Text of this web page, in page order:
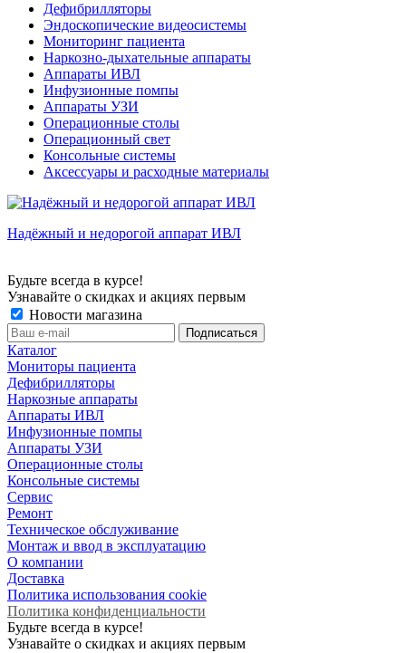
Дефибрилляторы
Эндоскопические видеосистемы
Мониторинг пациента
Наркозно-дыхательные аппараты
Аппараты ИВЛ
Инфузионные помпы
Аппараты УЗИ
Операционные столы
Операционный свет
Консольные системы
Аксессуары и расходные материалы
Надёжный и недорогой аппарат ИВЛ
Будьте всегда в курсе!
Узнавайте о скидках и акциях первым
Новости магазина
Каталог
Мониторы пациента
Дефибрилляторы
Наркозные аппараты
Аппараты ИВЛ
Инфузионные помпы
Аппараты УЗИ
Операционные столы
Консольные системы
Сервис
Ремонт
Техническое обслуживание
Монтаж и ввод в эксплуатацию
О компании
Доставка
Политика использования cookie
Политика конфиденциальности
Будьте всегда в курсе!
Узнавайте о скидках и акциях первым